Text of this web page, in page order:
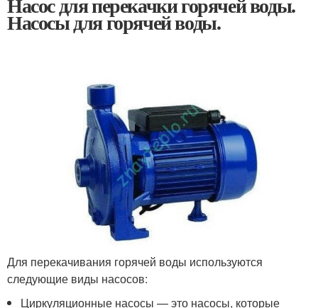
Насосы для горячей воды.
Для перекачивания горячей воды используются
следующие виды насосов:
Циркуляционные насосы — это насосы, которые